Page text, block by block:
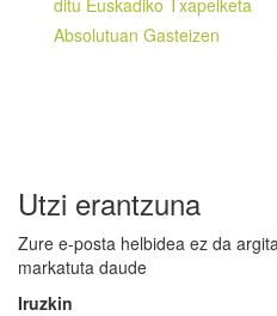
zehar
nabigatu
Absolutuan Gasteizen
Utzi erantzuna
Zure e-posta helbidea ez da
markatuta daude
Iruzkin